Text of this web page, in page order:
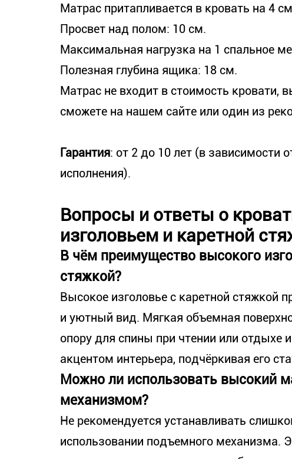
Матрас притапливается в кровать на 4
Просвет над полом: 10 см.
Максимальная нагрузка на 1 спальное
Полезная глубина ящика: 18 см.
Матрас не входит в стоимость кровати,
сможете на нашем сайте или один из
Гарантия: от 2 до 10 лет (в зависимости
исполнения).
Вопросы и ответы о
изголовьем и каретной
В чём преимущество высокого
стяжкой?
Высокое изголовье с каретной стяжкой
и уютный вид. Мягкая объемная
опору для спины при чтении или отдыхе
акцентом интерьера, подчёркивая его
Можно ли использовать высокий
механизмом?
Не рекомендуется устанавливать
использовании подъемного механизма.